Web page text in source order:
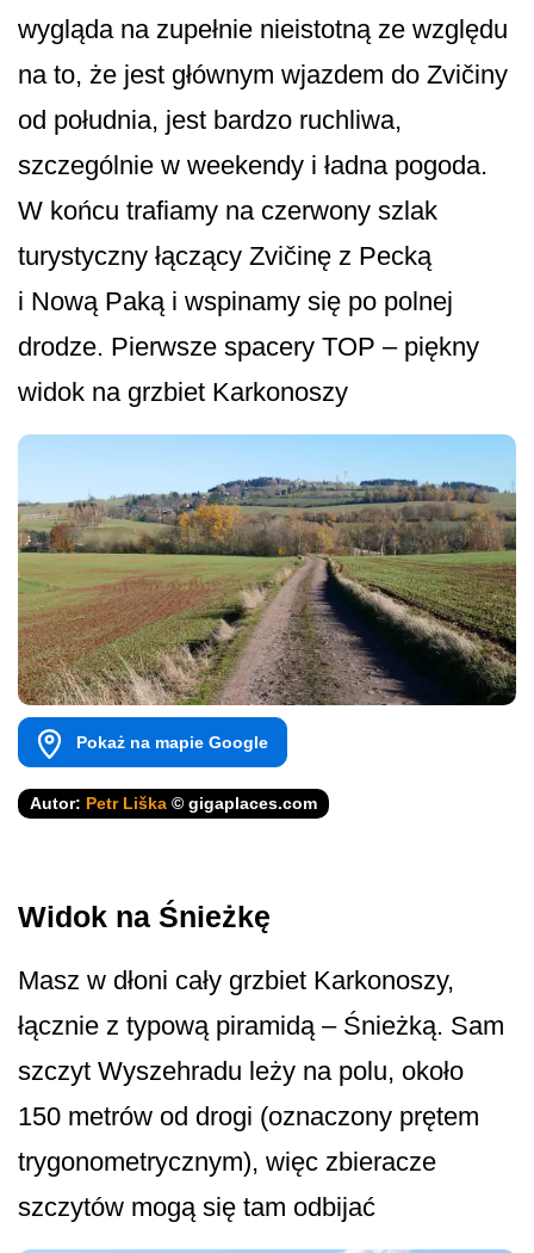
wygląda na zupełnie nieistotną ze względu
na to, że jest głównym wjazdem do Zvičiny
od południa, jest bardzo ruchliwa,
szczególnie w weekendy i ładna pogoda.
W końcu trafiamy na czerwony szlak
turystyczny łączący Zvičinę z Pecką
i Nową Paką i wspinamy się po polnej
drodze. Pierwsze spacery TOP – piękny
widok na grzbiet Karkonoszy
Pokaż na mapie Google
Autor: Petr Liška © gigaplaces.com
Widok na Śnieżkę
Masz w dłoni cały grzbiet Karkonoszy,
łącznie z typową piramidą – Śnieżką. Sam
szczyt Wyszehradu leży na polu, około
150 metrów od drogi (oznaczony prętem
trygonometrycznym), więc zbieracze
szczytów mogą się tam odbijać